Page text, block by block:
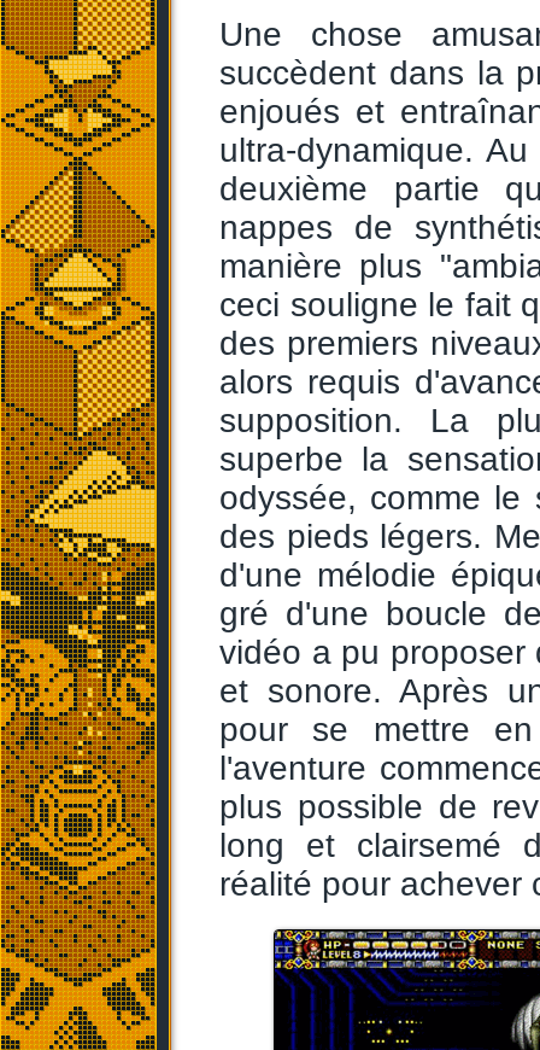
Une chose
succèdent dans la
enjoués et
ultra-dynamique.
deuxième partie
nappes de
manière plus
ceci souligne le fait
des premiers
alors requis
supposition. La
superbe la
odyssée, comme
des pieds légers.
d'une mélodie
gré d'une boucle
vidéo a pu proposer
et sonore. Après
pour se mettre
l'aventure
plus possible de
long et clairsemé
réalité pour achever